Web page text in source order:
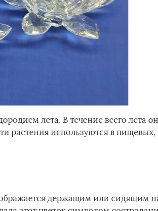
лета. В течение всего лета он
растения используются в пищевых,
держащим или сидящим